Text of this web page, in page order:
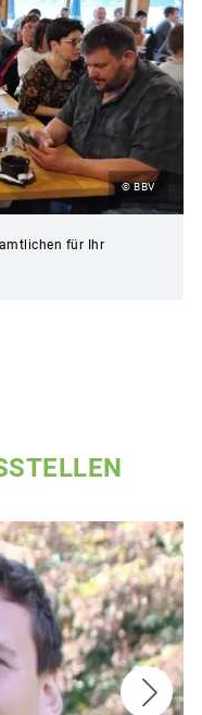
© BBV
für Ihr